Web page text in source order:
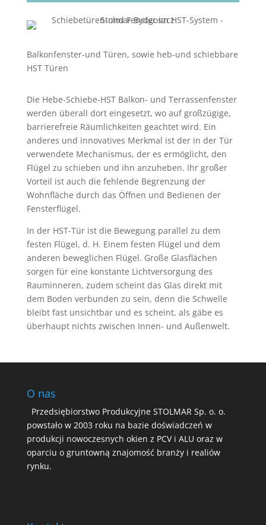
Balkonfenster-und Türen, sowie heb-und schiebbare
HST Türen
Die Hebe-Schiebe-HST Balkon- und Terrassenfenster
werden überall dort eingesetzt, wo auf großzügige,
barrierefreie Räumlichkeiten geachtet wird. Ein
anderes und innovatives Merkmal ist der in der Tür
verwendete Mechanismus, der es ermöglicht, den
Flügel zu schieben und ihn anzuheben. Ihr großer
Vorteil ist auch die fehlende Begrenzung der
Wohnfläche durch das Öffnen und Bedienen der
Fensterflügel.
In der HST-Tür ist die Bewegung parallel zu dem
festen Flügel, d. H. Einem festen Flügel und dem
anderen beweglichen Flügel. Große Glasflächen
sorgen für eine konstante Lichtversorgung des
Rauminneren, zudem scheint das Glas direkt mit
dem Boden verbunden zu sein, denn die Schwelle
bleibt fast unsichtbar und es scheint, als gäbe es
überhaupt nichts zwischen Innen- und Außenwelt.
O nas
Przedsiębiorstwo Produkcyjne STOLMAR Sp. o. o.
powstało w 2003 roku na bazie doświadczeń w
produkcji nowoczesnych okien z PCV i ALU oraz w
oparciu o gruntowną znajomość branży i realiów
rynku.